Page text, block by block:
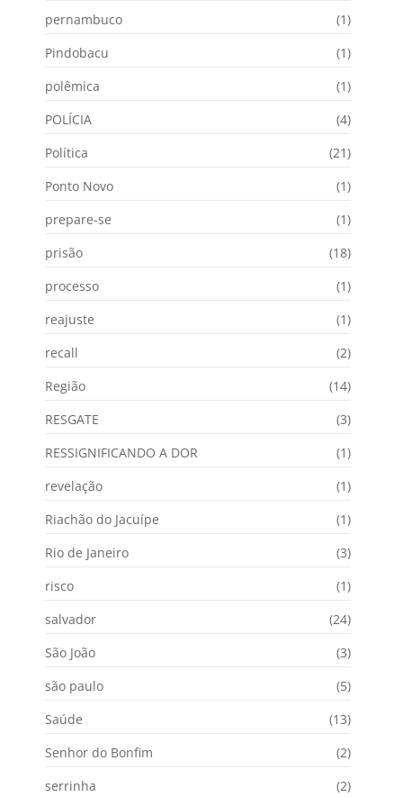
pernambuco
(1)
Pindobacu
(1)
polêmica
(1)
POLÍCIA
(4)
Política
(21)
Ponto Novo
(1)
prepare-se
(1)
prisão
(18)
processo
(1)
reajuste
(1)
recall
(2)
Região
(14)
RESGATE
(3)
RESSIGNIFICANDO A DOR
(1)
revelação
(1)
Riachão do Jacuípe
(1)
Rio de Janeiro
(3)
risco
(1)
salvador
(24)
São João
(3)
são paulo
(5)
Saúde
(13)
Senhor do Bonfim
(2)
serrinha
(2)